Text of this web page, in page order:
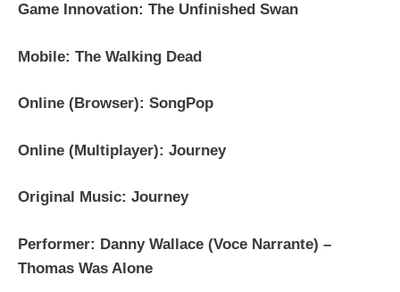
Game Innovation: The Unfinished Swan
Mobile: The Walking Dead
Online (Browser): SongPop
Online (Multiplayer): Journey
Original Music: Journey
Performer: Danny Wallace (Voce Narrante) –
Thomas Was Alone